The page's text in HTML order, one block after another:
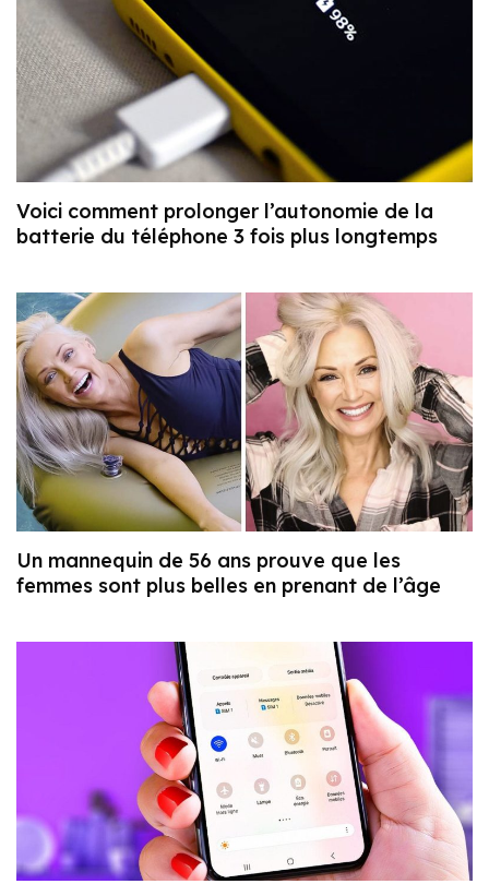
Voici comment prolonger l’autonomie de la
batterie du téléphone 3 fois plus longtemps
Un mannequin de 56 ans prouve que les
femmes sont plus belles en prenant de l’âge